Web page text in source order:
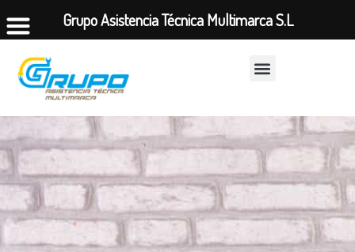
Grupo Asistencia Técnica Multimarca S.L